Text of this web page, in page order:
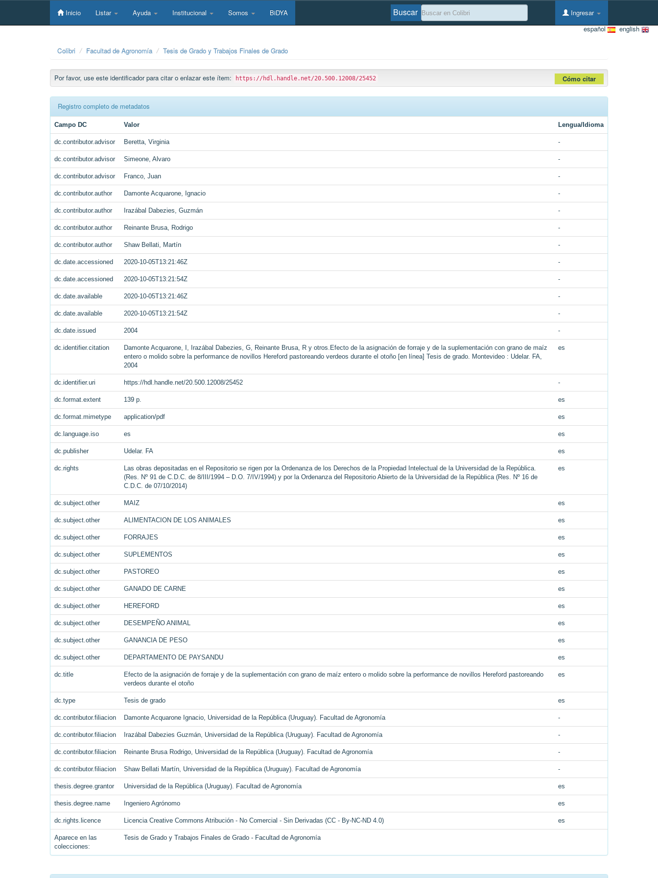
Skip
Inicio Listar Ayuda Institucional Somos BiDYA Ingresar
Buscar
english
español
Colibri Facultad de Agronomía Tesis de Grado y Trabajos Finales de Grado
Por favor, use este identificador para citar o enlazar este ítem: https://hdl.handle.net/20.500.12008/25452 Cómo citar
Registro completo de metadatos
Campo DC Valor Lengua/Idioma
dc.contributor.advisor Beretta, Virginia -
dc.contributor.advisor Simeone, Alvaro -
dc.contributor.advisor Franco, Juan -
dc.contributor.author Damonte Acquarone, Ignacio -
dc.contributor.author Irazábal Dabezies, Guzmán -
dc.contributor.author Reinante Brusa, Rodrigo -
dc.contributor.author Shaw Bellati, Martín -
dc.date.accessioned 2020-10-05T13:21:46Z -
dc.date.accessioned 2020-10-05T13:21:54Z -
dc.date.available 2020-10-05T13:21:46Z -
dc.date.available 2020-10-05T13:21:54Z -
dc.date.issued 2004 -
dc.identifier.citation
Damonte Acquarone, I, Irazábal Dabezies, G, Reinante Brusa, R y otros.Efecto de la asignación de forraje y de la suplementación con grano de maíz
entero o molido sobre la performance de novillos Hereford pastoreando verdeos durante el otoño [en línea] Tesis de grado. Montevideo : Udelar. FA,
2004
es
dc.identifier.uri https://hdl.handle.net/20.500.12008/25452 -
dc.format.extent 139 p. es
dc.format.mimetype application/pdf es
dc.language.iso es es
dc.publisher Udelar. FA es
dc.rights
Las obras depositadas en el Repositorio se rigen por la Ordenanza de los Derechos de la Propiedad Intelectual de la Universidad de la República.
(Res. Nº 91 de C.D.C. de 8/III/1994 – D.O. 7/IV/1994) y por la Ordenanza del Repositorio Abierto de la Universidad de la República (Res. Nº 16 de
C.D.C. de 07/10/2014)
es
dc.subject.other MAIZ es
dc.subject.other ALIMENTACION DE LOS ANIMALES es
dc.subject.other FORRAJES es
dc.subject.other SUPLEMENTOS es
dc.subject.other PASTOREO es
dc.subject.other GANADO DE CARNE es
dc.subject.other HEREFORD es
dc.subject.other DESEMPEÑO ANIMAL es
dc.subject.other GANANCIA DE PESO es
dc.subject.other DEPARTAMENTO DE PAYSANDU es
dc.title
Efecto de la asignación de forraje y de la suplementación con grano de maíz entero o molido sobre la performance de novillos Hereford pastoreando
verdeos durante el otoño
es
dc.type Tesis de grado es
dc.contributor.filiacion Damonte Acquarone Ignacio, Universidad de la República (Uruguay). Facultad de Agronomía -
dc.contributor.filiacion Irazábal Dabezies Guzmán, Universidad de la República (Uruguay). Facultad de Agronomía -
dc.contributor.filiacion Reinante Brusa Rodrigo, Universidad de la República (Uruguay). Facultad de Agronomía -
dc.contributor.filiacion Shaw Bellati Martín, Universidad de la República (Uruguay). Facultad de Agronomía -
thesis.degree.grantor Universidad de la República (Uruguay). Facultad de Agronomía es
thesis.degree.name Ingeniero Agrónomo es
dc.rights.licence Licencia Creative Commons Atribución - No Comercial - Sin Derivadas (CC - By-NC-ND 4.0) es
Aparece en las
colecciones:
Tesis de Grado y Trabajos Finales de Grado - Facultad de Agronomía